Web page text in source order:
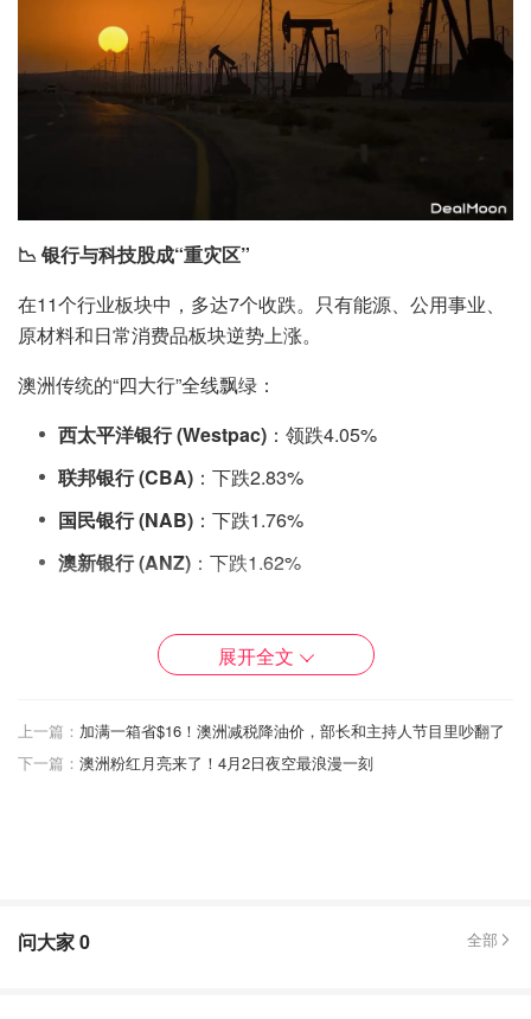
📉 银行与科技股成“重灾区”
在11个行业板块中，多达7个收跌。只有能源、公用事业、
原材料和日常消费品板块逆势上涨。
澳洲传统的“四大行”全线飘绿：
西太平洋银行 (Westpac) ：领跌4.05%
联邦银行 (CBA) ：下跌2.83%
国民银行 (NAB) ：下跌1.76%
澳新银行 (ANZ) ：下跌1.62%
了战争可能推高通胀、导致利率长期走高的担忧。
Xero：重挫3.21%
能源股表现坚挺：
展开全文
上一篇： 加满一箱省$16！澳洲减税降油价，部长和主持人节目里吵翻了
下一篇： 澳洲粉红月亮来了！4月2日夜空最浪漫一刻
问大家0 全部